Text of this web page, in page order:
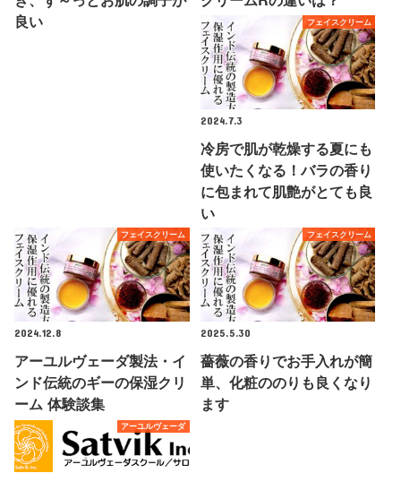
良い
フェイスクリーム
2024.7.3
冷房で肌が乾燥する夏にも
使いたくなる！バラの香り
に包まれて肌艶がとても良
い
フェイスクリーム
2024.12.8
アーユルヴェーダ製法・イ
ンド伝統のギーの保湿クリ
ーム 体験談集
フェイスクリーム
2025.5.30
薔薇の香りでお手入れが簡
単、化粧ののりも良くなり
ます
アーユルヴェーダ